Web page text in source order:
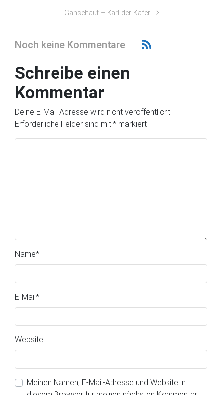
Gänsehaut – Karl der Käfer
Noch keine Kommentare
Schreibe einen
Kommentar
Deine E-Mail-Adresse wird nicht veröffentlicht.
Erforderliche Felder sind mit * markiert
Name*
E-Mail *
Website
Meinen Namen, E-Mail-Adresse und Website in